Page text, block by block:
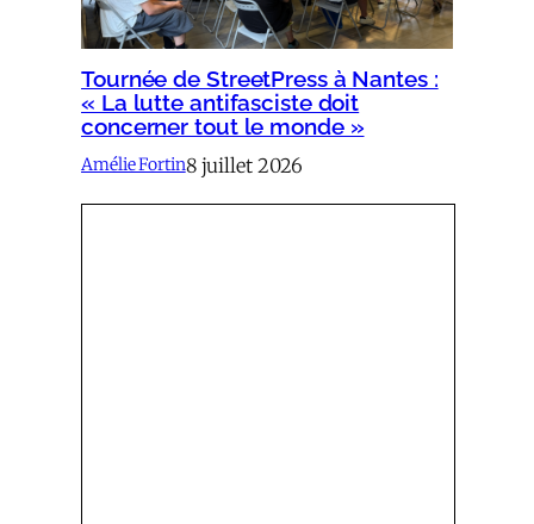
Tournée de StreetPress à Nantes :
« La lutte antifasciste doit
concerner tout le monde »
Amélie Fortin8 juillet 2026